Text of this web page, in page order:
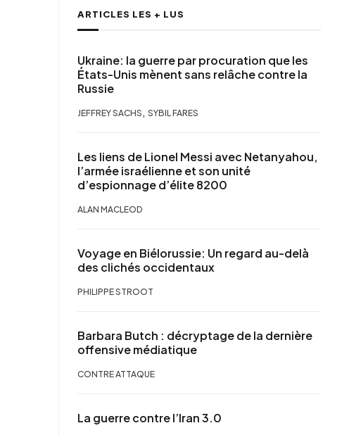
ARTICLES LES + LUS
Ukraine: la guerre par procuration que les
États-Unis mènent sans relâche contre la
Russie
JEFFREY SACHS , SYBIL FARES
Les liens de Lionel Messi avec Netanyahou,
l’armée israélienne et son unité
d’espionnage d’élite 8200
ALAN MACLEOD
Voyage en Biélorussie: Un regard au-delà
des clichés occidentaux
PHILIPPE STROOT
Barbara Butch : décryptage de la dernière
offensive médiatique
CONTRE ATTAQUE
La guerre contre l’Iran 3.0